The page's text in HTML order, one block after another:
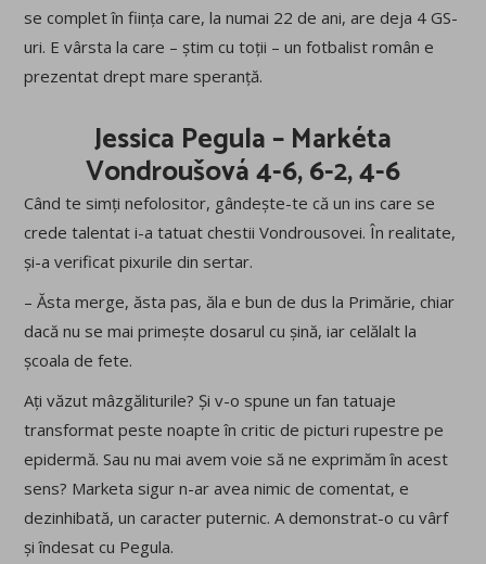
se complet în ființa care, la numai 22 de ani, are deja 4 GS-
uri. E vârsta la care – știm cu toții – un fotbalist român e
prezentat drept mare speranță.
Jessica Pegula – Markéta
Vondroušová 4-6, 6-2, 4-6
Când te simți nefolositor, gândește-te că un ins care se
crede talentat i-a tatuat chestii Vondrousovei. În realitate,
și-a verificat pixurile din sertar.
– Ăsta merge, ăsta pas, ăla e bun de dus la Primărie, chiar
dacă nu se mai primește dosarul cu șină, iar celălalt la
școala de fete.
Ați văzut mâzgăliturile? Și v-o spune un fan tatuaje
transformat peste noapte în critic de picturi rupestre pe
epidermă. Sau nu mai avem voie să ne exprimăm în acest
sens? Marketa sigur n-ar avea nimic de comentat, e
dezinhibată, un caracter puternic. A demonstrat-o cu vârf
și îndesat cu Pegula.